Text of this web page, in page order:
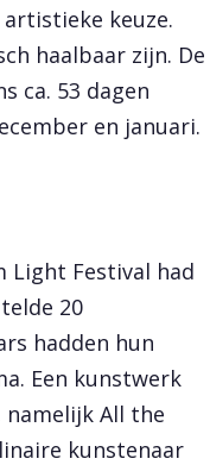
keuze.
haalbaar zijn. De
ca. 53 dagen
en januari.
Light Festival had
20
hadden hun
Een kunstwerk
All the
kunstenaar